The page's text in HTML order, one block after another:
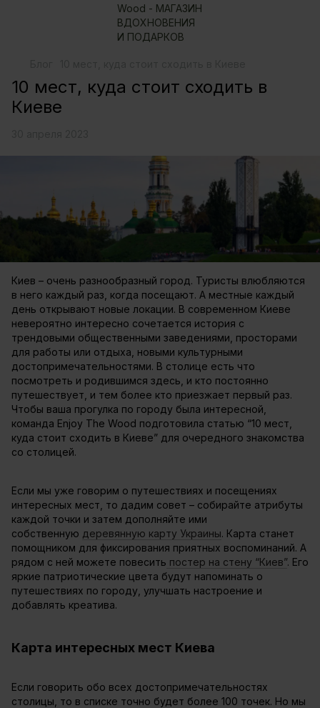
10 мест, куда стоит сходить в
Киеве
Киев – очень разнообразный город. Туристы влюбляются
в него каждый раз, когда посещают. А местные каждый
день открывают новые локации. В современном Киеве
невероятно интересно сочетается история с
трендовыми общественными заведениями, просторами
для работы или отдыха, новыми культурными
достопримечательностями. В столице есть что
посмотреть и родившимся здесь, и кто постоянно
путешествует, и тем более кто приезжает первый раз.
Чтобы ваша прогулка по городу была интересной,
команда Enjoy The Wood подготовила статью “10 мест,
куда стоит сходить в Киеве” для очередного знакомства
со столицей.
Если мы уже говорим о путешествиях и посещениях
интересных мест, то дадим совет – собирайте атрибуты
каждой точки и затем дополняйте ими
собственную деревянную карту Украины. Карта станет
помощником для фиксирования приятных воспоминаний. А
рядом с ней можете повесить постер на стену “Киев”. Его
яркие патриотические цвета будут напоминать о
путешествиях по городу, улучшать настроение и
добавлять креатива.
Карта интересных мест Киева
Если говорить обо всех достопримечательностях
столицы, то в списке точно будет более 100 точек. Но мы